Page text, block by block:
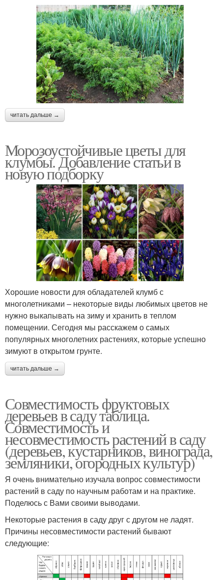
читать дальше →
Морозоустойчивые цветы для
клумбы. Добавление статьи в
новую подборку
Хорошие новости для обладателей клумб с
многолетниками – некоторые виды любимых цветов не
нужно выкапывать на зиму и хранить в теплом
помещении. Сегодня мы расскажем о самых
популярных многолетних растениях, которые успешно
зимуют в открытом грунте.
читать дальше →
Совместимость фруктовых
деревьев в саду таблица.
Совместимость и
несовместимость растений в саду
(деревьев, кустарников, винограда,
земляники, огородных культур)
Я очень внимательно изучала вопрос совместимости
растений в саду по научным работам и на практике.
Поделюсь с Вами своими выводами.
Некоторые растения в саду друг с другом не ладят.
Причины несовместимости растений бывают
следующие: